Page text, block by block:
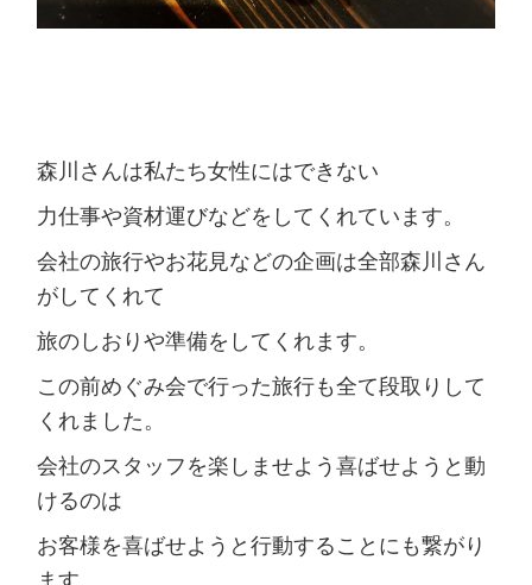
森川さんは私たち女性にはできない
力仕事や資材運びなどをしてくれています。
会社の旅行やお花見などの企画は全部森川さん
がしてくれて
旅のしおりや準備をしてくれます。
この前めぐみ会で行った旅行も全て段取りして
くれました。
会社のスタッフを楽しませよう喜ばせようと動
けるのは
お客様を喜ばせようと行動することにも繋がり